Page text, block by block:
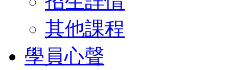
其他課程
學員心聲